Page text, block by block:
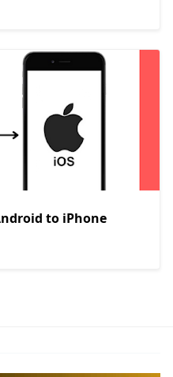
to iPhone